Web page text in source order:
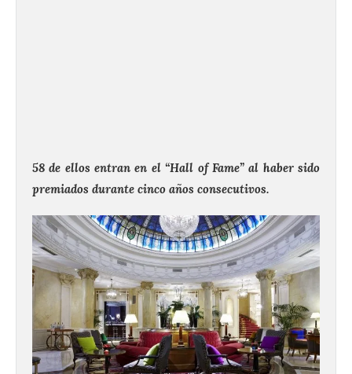
58 de ellos entran en el “Hall of Fame” al haber sido
premiados durante cinco años consecutivos.